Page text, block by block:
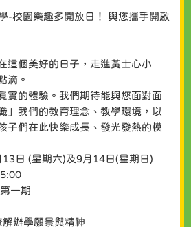
-校園樂趣多開放日！ 與您攜手開啟
這個美好的日子，走進黃士心小
滴。
實的體驗。我們期待能與您面對面
」我們的教育理念、教學環境，以
們在此快樂成長、發光發熱的模
日 (星期六)及9月14日(星期日)
一期
辦學願景與精神